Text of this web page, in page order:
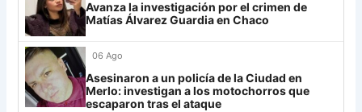
Lanús
Always Ready
Grupo H
IDV
30 Estudiantes RC 18 -21
Avanza la investigación por el crimen de
Matías Álvarez Guardia en Chaco
06 Ago
Asesinaron a un policía de la Ciudad en
Merlo: investigan a los motochorros que
escaparon tras el ataque